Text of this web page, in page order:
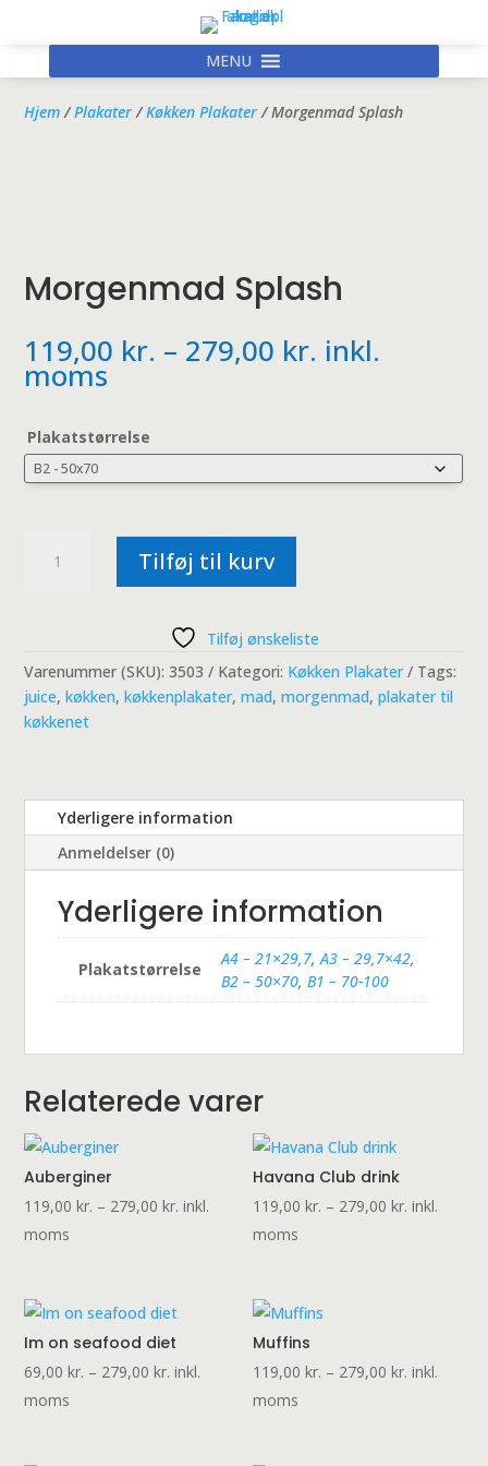
MENU
Hjem/Plakater/Køkken Plakater/ Morgenmad Splash
Morgenmad Splash
119,00 kr. – 279,00 kr. Prisinterval:
119,00 kr.
inkl.
moms
Plakatstørrelse
Splash
Tilføj til kurv
Tilføj ønskeliste
Varenummer (SKU):3503 Kategori: Køkken Plakater
Tags:
juice,køkken,køkkenplakater,mad,morgenmad,plakater til
køkkenet
Yderligere information
Anmeldelser (0)
Yderligere information
Plakatstørrelse
A4 – 21×29,7,A3 – 29,7×42,
B2 – 50×70,B1 – 70-100
Relaterede varer
Auberginer
119,00kr. – 279,00kr. Prisinterval:
inkl.
moms
Havana Club drink
119,00kr. – 279,00kr. Prisinterval:
inkl.
moms
Im on seafood diet
69,00kr. – 279,00kr. Prisinterval:
inkl.
moms
Muffins
119,00kr. – 279,00kr. Prisinterval:
inkl.
moms